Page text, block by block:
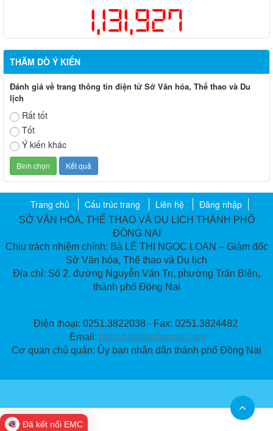
1,131,927
THĂM DÒ Ý KIẾN
Đánh giá về trang thông tin điện tử Sở Văn hóa, Thể thao và Du
lịch
Rất tốt
Tốt
Ý kiến khác
Trang chủ Cấu trúc trang Liên hệ Đăng nhập
SỞ VĂN HÓA, THỂ THAO VÀ DU LỊCH THÀNH PHỐ
ĐỒNG NAI
Chịu trách nhiệm chính: Bà LÊ THỊ NGỌC LOAN – Giám đốc
Sở Văn hóa, Thể thao và Du lịch
Địa chỉ: Số 2, đường Nguyễn Văn Trị, phường Trấn Biên,
thành phố Đồng Nai
Điện thoại: 0251.3822038 - Fax: 0251.3824482
Email: bbtsvhttdldn@gmail.com
Cơ quan chủ quản: Ủy ban nhân dân thành phố Đồng Nai
Đã kết nối EMC